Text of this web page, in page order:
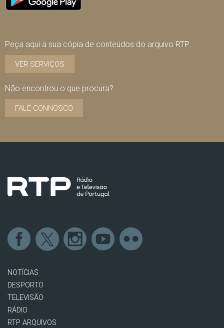
Peça aqui a sua cópia de conteúdos do arquivo RTP
VER SERVIÇOS
Não encontrou o que procura?
FALE CONNOSCO
NOTÍCIAS
DESPORTO
TELEVISÃO
RÁDIO
RTP ARQUIVOS